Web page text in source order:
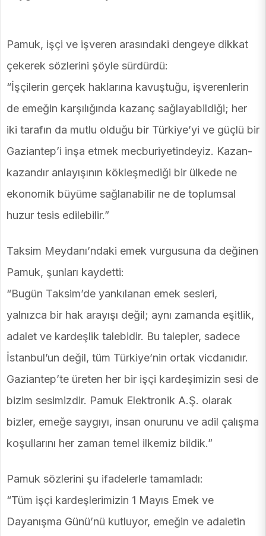
Pamuk, işçi ve işveren arasındaki dengeye dikkat
çekerek sözlerini şöyle sürdürdü:
“İşçilerin gerçek haklarına kavuştuğu, işverenlerin
de emeğin karşılığında kazanç sağlayabildiği; her
iki tarafın da mutlu olduğu bir Türkiye’yi ve güçlü bir
Gaziantep’i inşa etmek mecburiyetindeyiz. Kazan-
kazandır anlayışının kökleşmediği bir ülkede ne
ekonomik büyüme sağlanabilir ne de toplumsal
huzur tesis edilebilir.”
Taksim Meydanı’ndaki emek vurgusuna da değinen
Pamuk, şunları kaydetti:
“Bugün Taksim’de yankılanan emek sesleri,
yalnızca bir hak arayışı değil; aynı zamanda eşitlik,
adalet ve kardeşlik talebidir. Bu talepler, sadece
İstanbul’un değil, tüm Türkiye’nin ortak vicdanıdır.
Gaziantep’te üreten her bir işçi kardeşimizin sesi de
bizim sesimizdir. Pamuk Elektronik A.Ş. olarak
bizler, emeğe saygıyı, insan onurunu ve adil çalışma
koşullarını her zaman temel ilkemiz bildik.”
Pamuk sözlerini şu ifadelerle tamamladı:
“Tüm işçi kardeşlerimizin 1 Mayıs Emek ve
Dayanışma Günü’nü kutluyor, emeğin ve adaletin